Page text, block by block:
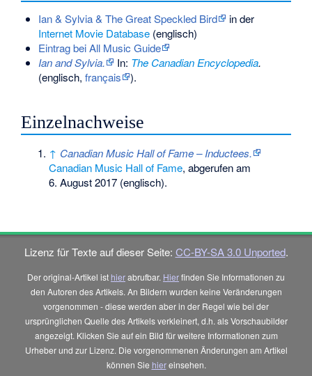
Ian & Sylvia & The Great Speckled Bird
in der
Internet Movie Database(englisch)
Eintrag bei All Music Guide
Ian and Sylvia.
In: The Canadian Encyclopedia.
(englisch, français ).
Einzelnachweise
↑ Canadian Music Hall of Fame – Inductees.
Canadian Music Hall of Fame, abgerufen am
6. August 2017 (englisch).
Lizenz für Texte auf dieser Seite: CC-BY-SA 3.0 Unported.
Der original-Artikel ist hierabrufbar. Hierfinden Sie Informationen zu
den Autoren des Artikels. An Bildern wurden keine Veränderungen
vorgenommen - diese werden aber in der Regel wie bei der
ursprünglichen Quelle des Artikels verkleinert, d.h. als Vorschaubilder
angezeigt. Klicken Sie auf ein Bild für weitere Informationen zum
Urheber und zur Lizenz. Die vorgenommenen Änderungen am Artikel
können Sie hiereinsehen.